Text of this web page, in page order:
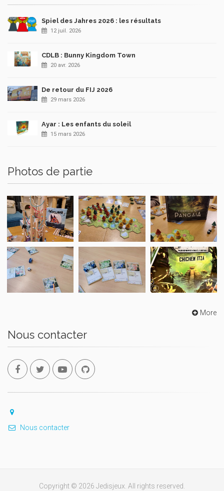
Spiel des Jahres 2026 : les résultats
12 juil. 2026
CDLB : Bunny Kingdom Town
20 avr. 2026
De retour du FIJ 2026
29 mars 2026
Ayar : Les enfants du soleil
15 mars 2026
Photos de partie
More
Nous contacter
Nous contacter
Copyright © 2026 Jedisjeux. All rights reserved.